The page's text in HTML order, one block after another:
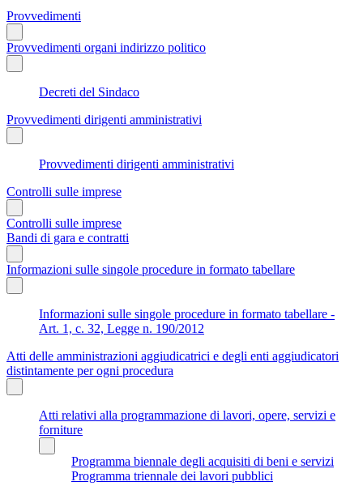
Provvedimenti
Provvedimenti organi indirizzo politico
Decreti del Sindaco
Provvedimenti dirigenti amministrativi
Provvedimenti dirigenti amministrativi
Controlli sulle imprese
Controlli sulle imprese
Bandi di gara e contratti
Informazioni sulle singole procedure in formato tabellare
Informazioni sulle singole procedure in formato tabellare -
Art. 1, c. 32, Legge n. 190/2012
Atti delle amministrazioni aggiudicatrici e degli enti aggiudicatori
distintamente per ogni procedura
Atti relativi alla programmazione di lavori, opere, servizi e
forniture
Programma biennale degli acquisiti di beni e servizi
Programma triennale dei lavori pubblici